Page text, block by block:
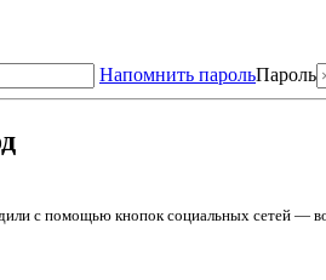
Напомнить парольПароль
с помощью кнопок социальных сетей —